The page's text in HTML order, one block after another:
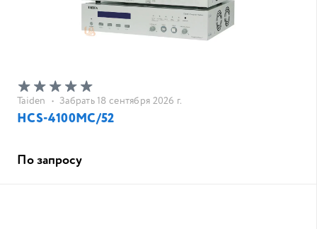
Taiden • Забрать 18 сентября 2026 г.
HCS-4100MC/52
По запросу